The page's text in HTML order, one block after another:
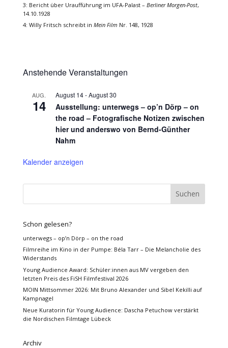
3: Bericht über Uraufführung im UFA-Palast – Berliner Morgen-Post,
14.10.1928
4: Willy Fritsch schreibt in Mein Film Nr. 148, 1928
Anstehende Veranstaltungen
AUG.
14
August 14-August 30
Ausstellung: unterwegs – op’n Dörp – on
the road – Fotografische Notizen zwischen
hier und anderswo von Bernd-Günther
Nahm
Kalender anzeigen
Schon gelesen?
unterwegs – op’n Dörp – on the road
Filmreihe im Kino in der Pumpe: Béla Tarr – Die Melancholie des
Widerstands
Young Audience Award: Schüler:innen aus MV vergeben den
letzten Preis des FiSH Filmfestival 2026
MOIN Mittsommer 2026: Mit Bruno Alexander und Sibel Kekilli auf
Kampnagel
Neue Kuratorin für Young Audience: Dascha Petuchow verstärkt
die Nordischen Filmtage Lübeck
Archiv